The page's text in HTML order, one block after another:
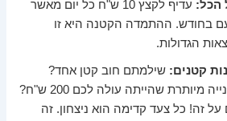
הכל:
עדיף לקצץ 10 ש"ח כל יום מאשר
פעם בחודש. ההתמדה הקטנה היא זו
הגדולות.
קטנים: שילמתם חוב קטן אחד?
ויתרתם על קנייה מיותרת שהייתה עולה לכם 200 ש"ח?
על זה! כל צעד קדימה הוא ניצחון. זה